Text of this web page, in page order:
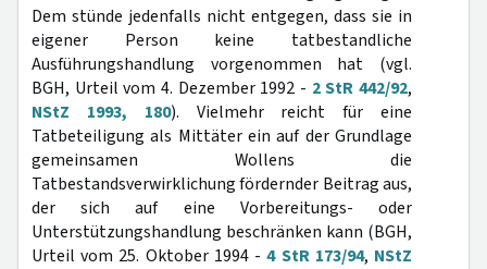
Dem stünde jedenfalls nicht entgegen, dass sie in
eigener Person keine tatbestandliche
Ausführungshandlung vorgenommen hat (vgl.
BGH, Urteil vom 4. Dezember 1992 - 2 StR 442/92,
NStZ 1993, 180). Vielmehr reicht für eine
Tatbeteiligung als Mittäter ein auf der Grundlage
gemeinsamen Wollens die
Tatbestandsverwirklichung fördernder Beitrag aus,
der sich auf eine Vorbereitungs- oder
Unterstützungshandlung beschränken kann (BGH,
Urteil vom 25. Oktober 1994 -4 StR 173/94, NStZ